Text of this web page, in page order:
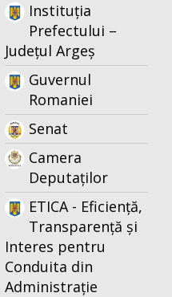
Instituția
Prefectului –
Județul Argeș
Guvernul
Romaniei
Senat
Camera
Deputaților
ETICA - Eficiență,
Transparență și
Interes pentru
Conduita din
Administrație